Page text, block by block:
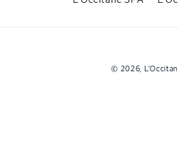
© 2026,